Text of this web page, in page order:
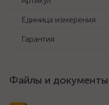
Единица измерения
Гарантия
Файлы и документы